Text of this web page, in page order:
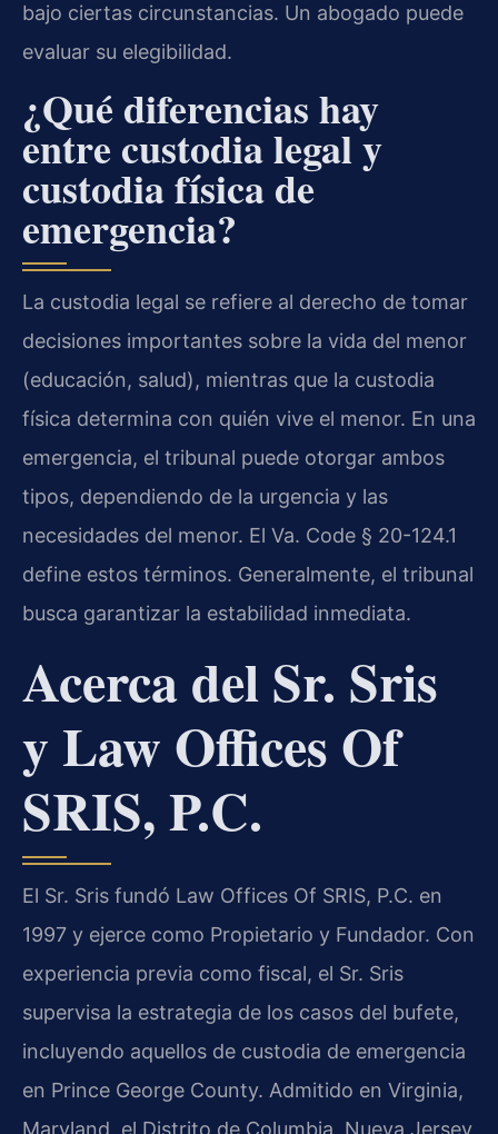
bajo ciertas circunstancias. Un abogado puede
evaluar su elegibilidad.
¿Qué diferencias hay
entre custodia legal y
custodia física de
emergencia?
La custodia legal se refiere al derecho de tomar
decisiones importantes sobre la vida del menor
(educación, salud), mientras que la custodia
física determina con quién vive el menor. En una
emergencia, el tribunal puede otorgar ambos
tipos, dependiendo de la urgencia y las
necesidades del menor. El Va. Code § 20-124.1
define estos términos. Generalmente, el tribunal
busca garantizar la estabilidad inmediata.
Acerca del Sr. Sris
y Law Offices Of
SRIS, P.C.
El Sr. Sris fundó Law Offices Of SRIS, P.C. en
1997 y ejerce como Propietario y Fundador. Con
experiencia previa como fiscal, el Sr. Sris
supervisa la estrategia de los casos del bufete,
incluyendo aquellos de custodia de emergencia
en Prince George County. Admitido en Virginia,
Maryland, el Distrito de Columbia, Nueva Jersey